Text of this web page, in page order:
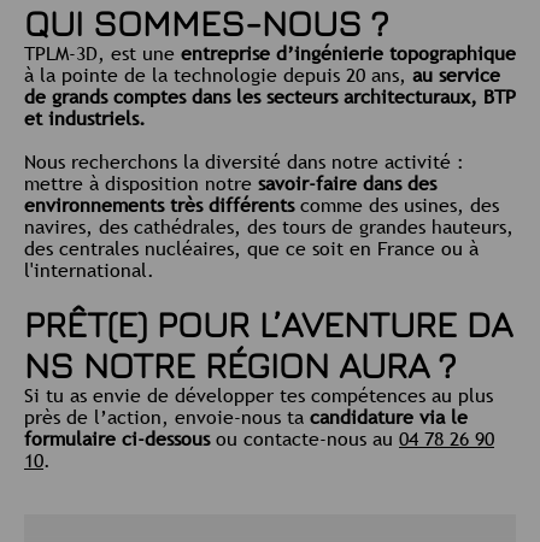
QUI SOMMES-NOUS ?
TPLM-3D, est une entreprise d’ingénierie topographique
à la pointe de la technologie depuis 20 ans, au service
de grands comptes dans les secteurs architecturaux, BTP
et industriels.
Nous recherchons la diversité dans notre activité :
mettre à disposition notre savoir-faire dans des
environnements très différentscomme des usines, des
navires, des cathédrales, des tours de grandes hauteurs,
des centrales nucléaires, que ce soit en France ou à
l'international.
PRÊT(E) POUR L’AVENTURE DA
NS NOTRE RÉGION AURA ?
Si tu as envie de développer tes compétences au plus
près de l’action, envoie-nous ta candidature via le
formulaire ci-dessous ou contacte-nous au 04 78 26 90
10.